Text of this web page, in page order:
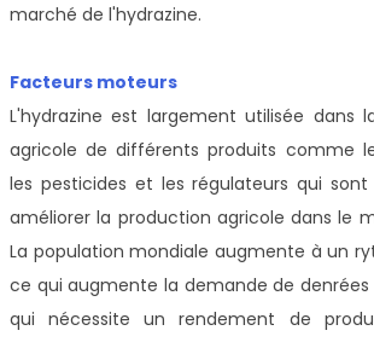
marché de l'hydrazine.
Facteurs moteurs
L'hydrazine est largement utilisée dans
agricole de différents produits comme
les pesticides et les régulateurs qui sont
améliorer la production agricole dans le
La population mondiale augmente à un
ce qui augmente la demande de denrées
qui nécessite un rendement de